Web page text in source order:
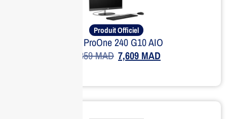
Produit Officiel
HP ProOne 240 G10 AIO
9,359MAD 7,609 MAD